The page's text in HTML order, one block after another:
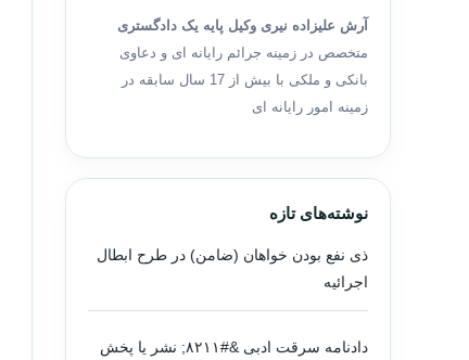
آرش علیزاده نیری وکیل پایه یک دادگستری
متخصص در زمینه جرائم رایانه ای و دعاوی
بانکی و ملکی با بیش از 17 سال سابقه در
زمینه امور رایانه ای
نوشته‌های تازه
ذی نفع بودن خواهان (ضامن) در طرح ابطال
اجرائیه
دادنامه سرقت ادبی &#۸۲۱۱; نشر یا پخش